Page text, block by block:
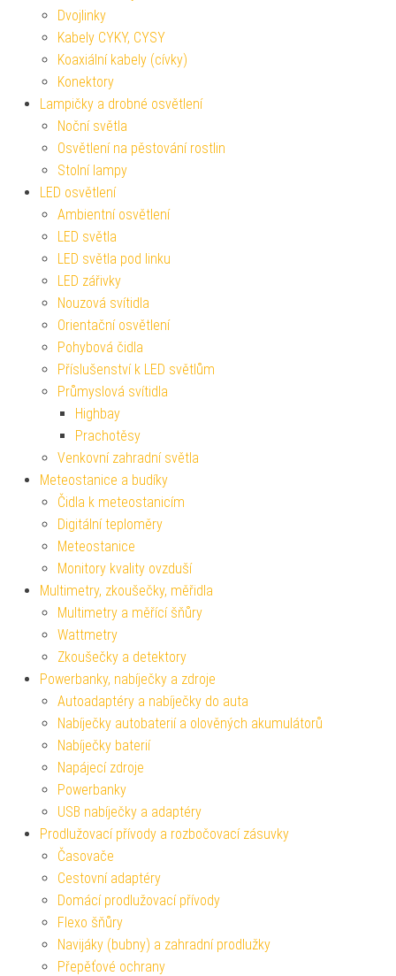
Dvojlinky
Kabely CYKY, CYSY
Koaxiální kabely (cívky)
Konektory
Lampičky a drobné osvětlení
Noční světla
Osvětlení na pěstování rostlin
Stolní lampy
LED osvětlení
Ambientní osvětlení
LED světla
LED světla pod linku
LED zářivky
Nouzová svítidla
Orientační osvětlení
Pohybová čidla
Příslušenství k LED světlům
Průmyslová svítidla
Highbay
Prachotěsy
Venkovní zahradní světla
Meteostanice a budíky
Čidla k meteostanicím
Digitální teploměry
Meteostanice
Monitory kvality ovzduší
Multimetry, zkoušečky, měřidla
Multimetry a měřící šňůry
Wattmetry
Zkoušečky a detektory
Powerbanky, nabíječky a zdroje
Autoadaptéry a nabíječky do auta
Nabíječky autobaterií a olověných akumulátorů
Nabíječky baterií
Napájecí zdroje
Powerbanky
USB nabíječky a adaptéry
Prodlužovací přívody a rozbočovací zásuvky
Časovače
Cestovní adaptéry
Domácí prodlužovací přívody
Flexo šňůry
Navijáky (bubny) a zahradní prodlužky
Přepěťové ochrany